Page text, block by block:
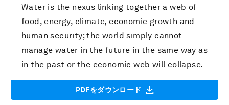
Water is the nexus linking together a web of
food, energy, climate, economic growth and
human security; the world simply cannot
manage water in the future in the same way as
in the past or the economic web will collapse.
PDFをダウンロード